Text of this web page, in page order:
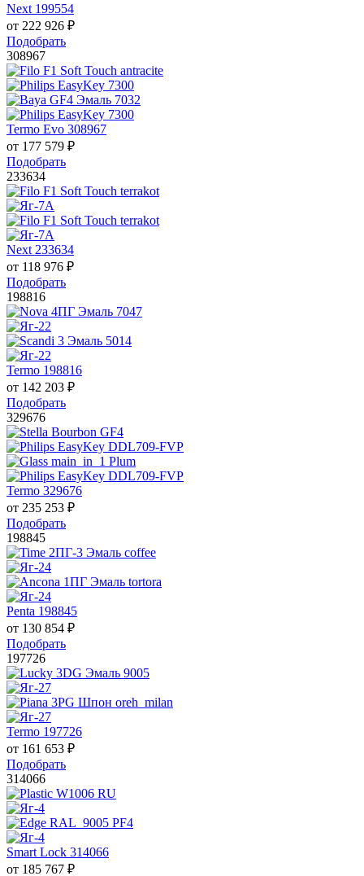
Next 199554
от 222 926 ₽
Подобрать
308967
Termo Evo 308967
от 177 579 ₽
Подобрать
233634
Next 233634
от 118 976 ₽
Подобрать
198816
Termo 198816
от 142 203 ₽
Подобрать
329676
Termo 329676
от 235 253 ₽
Подобрать
198845
Penta 198845
от 130 854 ₽
Подобрать
197726
Termo 197726
от 161 653 ₽
Подобрать
314066
Smart Lock 314066
от 185 767 ₽